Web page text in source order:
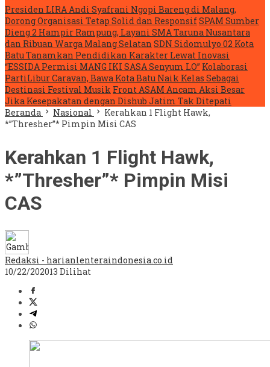
Presiden LIRA Andi Syafrani Ngopi Bareng di Malang,
Dorong Organisasi Tetap Solid dan ResponsifSPAM Sumber
Dieng 2 Hampir Rampung, Layani SMA Taruna Nusantara
dan Ribuan Warga Malang Selatan SDN Sidomulyo 02 Kota
Batu Tanamkan Pendidikan Karakter Lewat Inovasi
“ESSIDA Permisi MANG IKI SASA Senyum LO” Kolaborasi
PartiLibur Caravan, Bawa Kota Batu Naik Kelas Sebagai
Destinasi Festival Musik Front ASAM Ancam Aksi Besar
Jika Kesepakatan dengan Dishub Jatim Tak Ditepati
Beranda
Nasional
Kerahkan 1 Flight Hawk,
*”Thresher”* Pimpin Misi CAS
Kerahkan 1 Flight Hawk,
*”Thresher”* Pimpin Misi
CAS
Redaksi - harianlenteraindonesia.co.id
10/22/202013 Dilihat